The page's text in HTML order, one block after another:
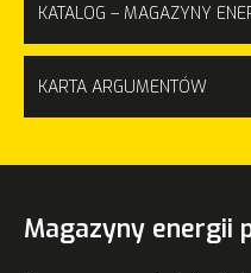
KATALOG – MAGAZYNY
KARTA ARGUMENTÓW
Magazyny energii